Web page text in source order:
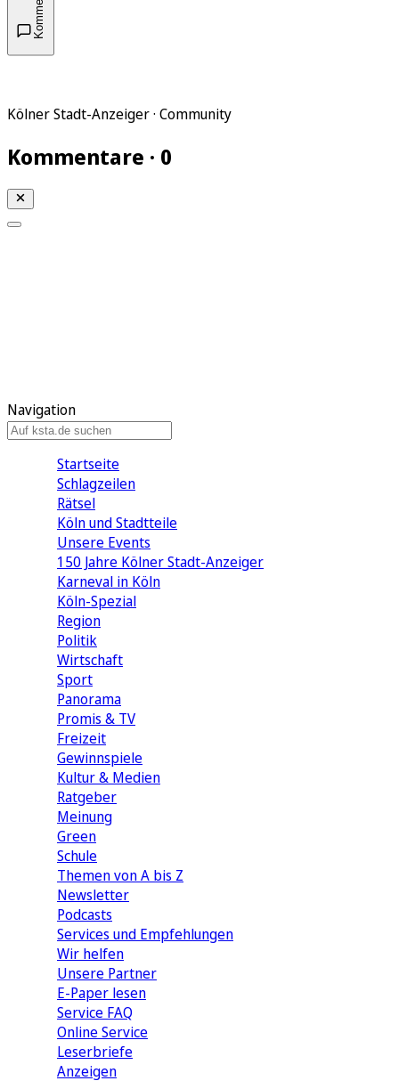
Kölner Stadt-Anzeiger · Community
Kommentare · 0
Navigation
Startseite
Schlagzeilen
Rätsel
Köln und Stadtteile
Unsere Events
150 Jahre Kölner Stadt-Anzeiger
Karneval in Köln
Köln-Spezial
Region
Politik
Wirtschaft
Sport
Panorama
Promis & TV
Freizeit
Gewinnspiele
Kultur & Medien
Ratgeber
Meinung
Green
Schule
Themen von A bis Z
Newsletter
Podcasts
Services und Empfehlungen
Wir helfen
Unsere Partner
E-Paper lesen
Service FAQ
Online Service
Leserbriefe
Anzeigen